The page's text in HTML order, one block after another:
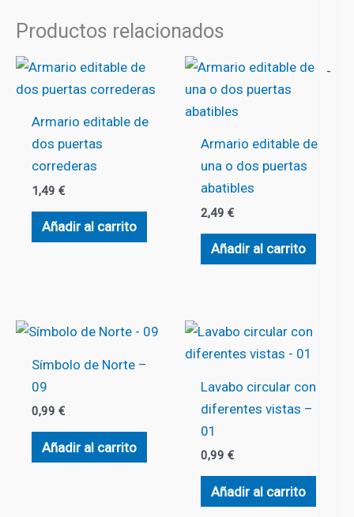
-
Productos relacionados
Armario editable de
dos puertas
correderas
1,49€
Añadir al carrito
Armario editable de
una o dos puertas
abatibles
2,49€
Añadir al carrito
Símbolo de Norte –
09
0,99€
Añadir al carrito
Lavabo circular con
diferentes vistas –
01
0,99€
Añadir al carrito